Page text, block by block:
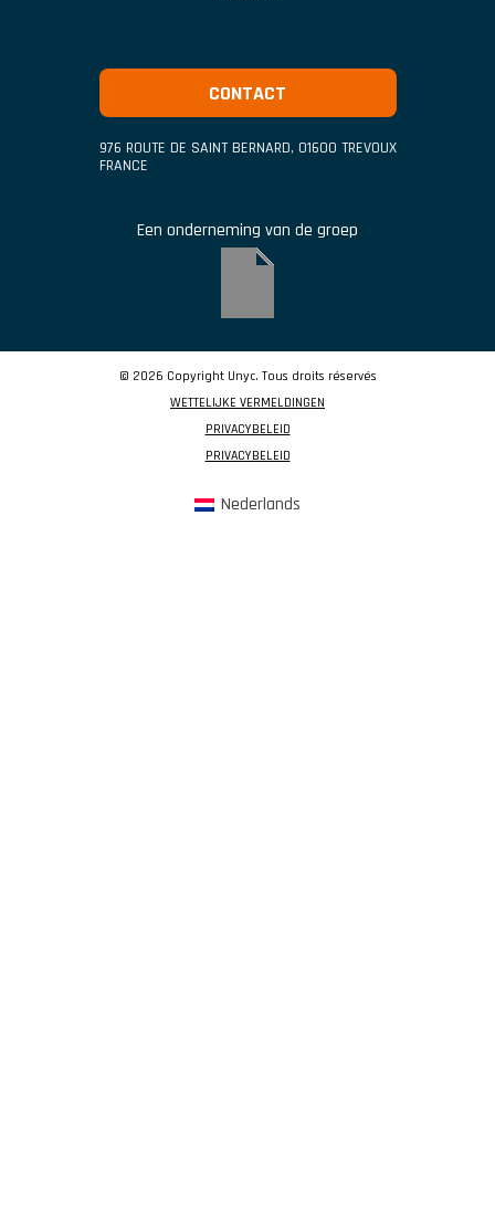
CONTACT
976 ROUTE DE SAINT BERNARD, 01600 TREVOUX
FRANCE
Een onderneming van de groep
© 2026 Copyright Unyc. Tous droits réservés
WETTELIJKE VERMELDINGEN
PRIVACYBELEID
PRIVACYBELEID
Nederlands